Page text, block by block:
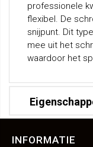
professionele
flexibel. De
snijpunt. Dit
mee uit het
waardoor het
INFORMATIE